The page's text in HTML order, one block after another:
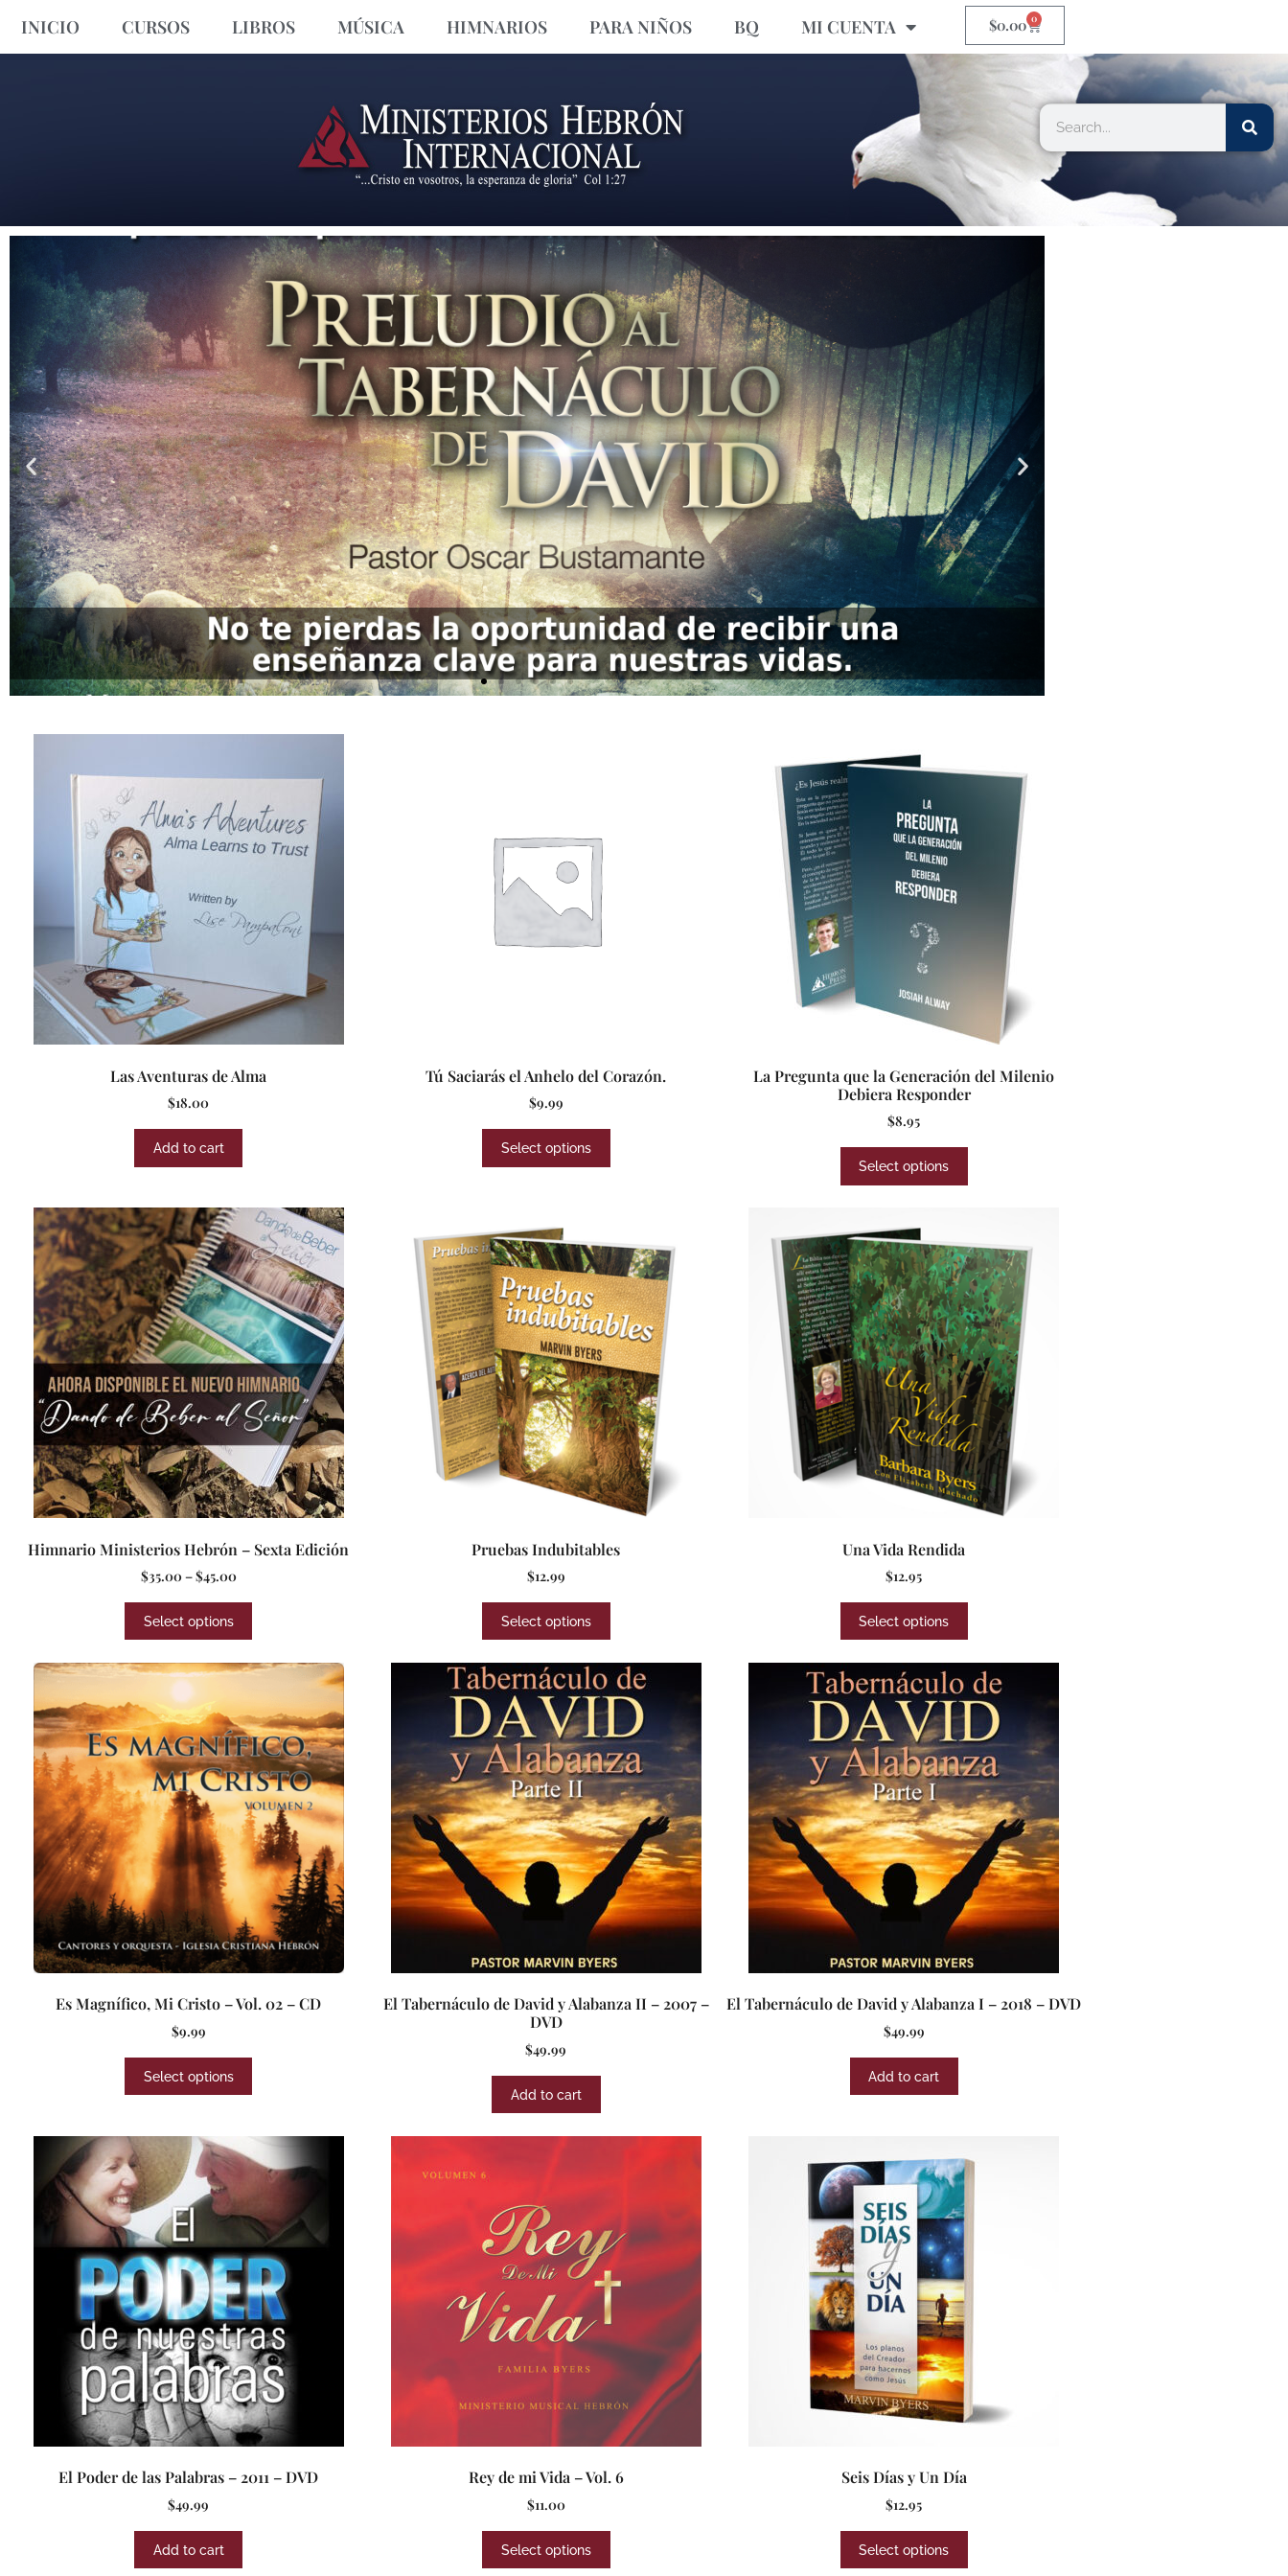
INICIO CURSOS LIBROS MÚSICA HIMNARIOS PARA NIÑOS BQ MI CUENTA $0.00 0
Las Aventuras de Alma
$18.00
Add to cart
Tú Saciarás el Anhelo del Corazón.
$9.99
Select options
La Pregunta que la Generación del Milenio
Debiera Responder
$8.95
Select options
Himnario Ministerios Hebrón – Sexta Edición
$35.00–$45.00
Select options
Pruebas Indubitables
$12.99
Select options
Una Vida Rendida
$12.95
Select options
Es Magnífico, Mi Cristo – Vol. 02 – CD
$9.99
Select options
El Tabernáculo de David y Alabanza II – 2007 –
DVD
$49.99
Add to cart
El Tabernáculo de David y Alabanza I – 2018 – DVD
$49.99
Add to cart
El Poder de las Palabras – 2011 – DVD
$49.99
Add to cart
Rey de mi Vida – Vol. 6
$11.00
Select options
Seis Días y Un Día
$12.95
Select options